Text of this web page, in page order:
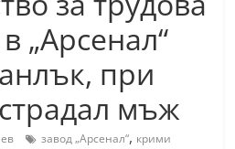
„Арсенал“
при
мъж
завод „Арсенал“, крими